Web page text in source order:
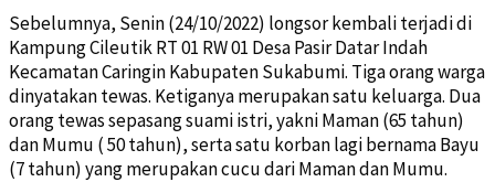
Sebelumnya, Senin (24/10/2022) longsor kembali terjadi di
Kampung Cileutik RT 01 RW 01 Desa Pasir Datar Indah
Kecamatan Caringin Kabupaten Sukabumi. Tiga orang warga
dinyatakan tewas. Ketiganya merupakan satu keluarga. Dua
orang tewas sepasang suami istri, yakni Maman (65 tahun)
dan Mumu ( 50 tahun), serta satu korban lagi bernama Bayu
(7 tahun) yang merupakan cucu dari Maman dan Mumu.